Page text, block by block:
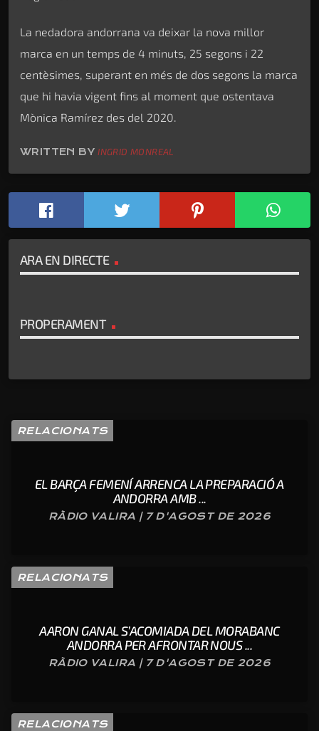
La nedadora andorrana va deixar la nova millor
marca en un temps de 4 minuts, 25 segons i 22
centèsimes, superant en més de dos segons la marca
que hi havia vigent fins al moment que ostentava
Mònica Ramírez des del 2020.
WRITTEN BYINGRID MONREAL
ARA EN DIRECTE
PROPERAMENT
RELACIONATS
EL BARÇA FEMENÍ ARRENCA LA PREPARACIÓ A
ANDORRA AMB ...
RÀDIO VALIRA | 7 D'AGOST DE 2026
RELACIONATS
AARON GANAL S’ACOMIADA DEL MORABANC
ANDORRA PER AFRONTAR NOUS ...
RÀDIO VALIRA | 7 D'AGOST DE 2026
RELACIONATS